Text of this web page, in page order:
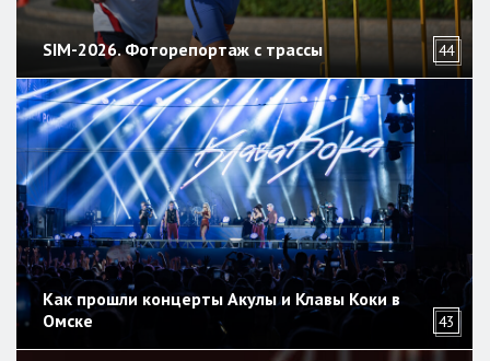
SIM-2026. Фоторепортаж с трассы 44
Как прошли концерты Акулы и Клавы Коки в
Омске
43